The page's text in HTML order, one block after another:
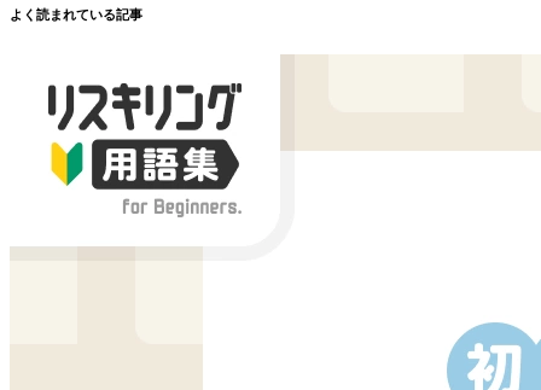
よく読まれている記事